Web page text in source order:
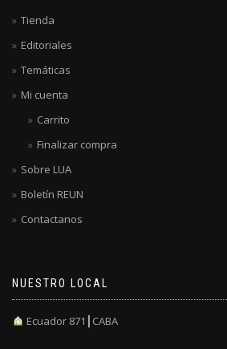
Tienda
Editoriales
Temáticas
Mi cuenta
Carrito
Finalizar compra
Sobre LUA
Boletín REUN
Contactanos
NUESTRO LOCAL
Ecuador 871┃CABA